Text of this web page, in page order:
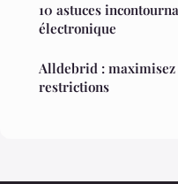
10 astuces
électronique
Alldebrid : maximisez
restrictions